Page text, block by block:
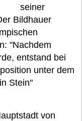
seiner
Bildhauer
"Nachdem
entstand bei
unter dem
Stein"
von